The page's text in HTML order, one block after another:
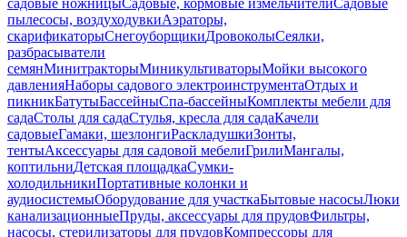
садовые ножницыСадовые, кормовые измельчителиСадовые
пылесосы, воздуходувкиАэраторы,
скарификаторыСнегоуборщикиДровоколыСеялки,
разбрасыватели
семянМинитракторыМиникультиваторыМойки высокого
давленияНаборы садового электроинструментаОтдых и
пикникБатутыБассейныСпа-бассейныКомплекты мебели для
садаСтолы для садаСтулья, кресла для садаКачели
садовыеГамаки, шезлонгиРаскладушкиЗонты,
тентыАксессуары для садовой мебелиГрилиМангалы,
коптильниДетская площадкаСумки-
холодильникиПортативные колонки и
аудиосистемыОборудование для участкаБытовые насосыЛюки
канализационныеПруды, аксессуары для прудовФильтры,
насосы, стерилизаторы для прудовКомпрессоры для